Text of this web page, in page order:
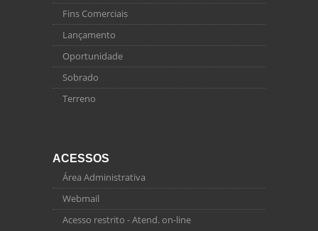
Fins Comerciais
Lançamento
Oportunidade
Sobrado
Terreno
ACESSOS
Área Administrativa
Webmail
Acesso restrito - Atend. on-line